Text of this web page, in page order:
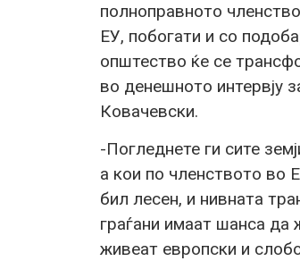
полноправното
ЕУ, побогати и со
општество ќе се
во денешното
Ковачевски.
-Погледнете ги сите
а кои по членството во
бил лесен, и нивната
граѓани имаат шанса да
живеат европски и